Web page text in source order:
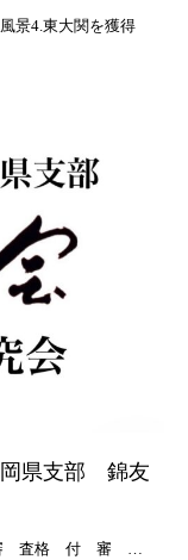
景4.東大関を獲得
県支部 錦友
査格 付 審 …